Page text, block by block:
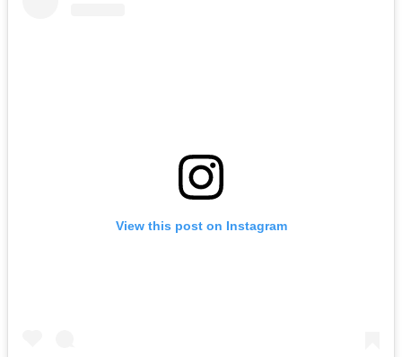
View this post on Instagram